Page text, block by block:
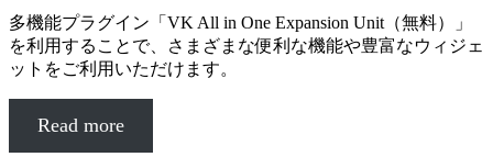
多機能プラグイン「VK All in One Expansion Unit（無料）」
を利用することで、さまざまな便利な機能や豊富なウィジェ
ットをご利用いただけます。
Read more